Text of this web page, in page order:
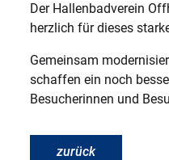
Der Hallenbadverein
herzlich für dieses
Gemeinsam
schaffen ein noch
Besucherinnen und
zurück